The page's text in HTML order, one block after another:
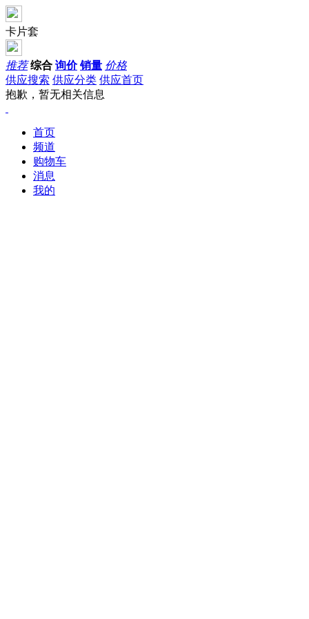
卡片套
推荐 综合 询价 销量 价格
供应搜索 供应分类 供应首页
抱歉，暂无相关信息
首页
频道
购物车
消息
我的